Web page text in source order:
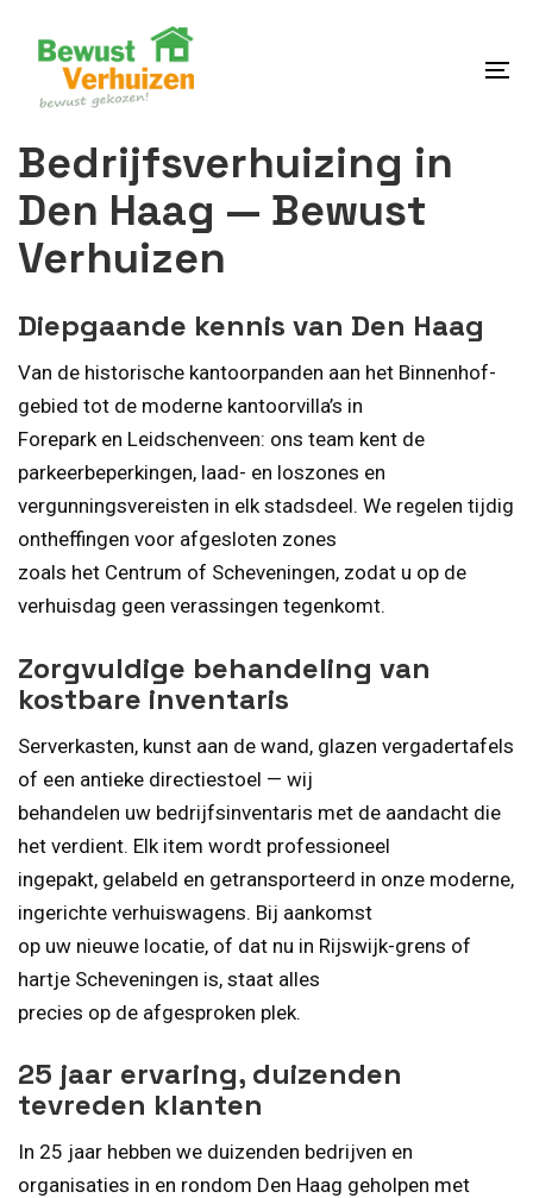
content
Bedrijfsverhuizing in
Den Haag — Bewust
Verhuizen
Diepgaande kennis van Den Haag
Van de historische kantoorpanden aan het Binnenhof-
gebied tot de moderne kantoorvilla’s in
Forepark en Leidschenveen: ons team kent de
parkeerbeperkingen, laad- en loszones en
vergunningsvereisten in elk stadsdeel. We regelen tijdig
ontheffingen voor afgesloten zones
zoals het Centrum of Scheveningen, zodat u op de
verhuisdag geen verassingen tegenkomt.
Zorgvuldige behandeling van
kostbare inventaris
Serverkasten, kunst aan de wand, glazen vergadertafels
of een antieke directiestoel — wij
behandelen uw bedrijfsinventaris met de aandacht die
het verdient. Elk item wordt professioneel
ingepakt, gelabeld en getransporteerd in onze moderne,
ingerichte verhuiswagens. Bij aankomst
op uw nieuwe locatie, of dat nu in Rijswijk-grens of
hartje Scheveningen is, staat alles
precies op de afgesproken plek.
25 jaar ervaring, duizenden
tevreden klanten
In 25 jaar hebben we duizenden bedrijven en
organisaties in en rondom Den Haag geholpen met